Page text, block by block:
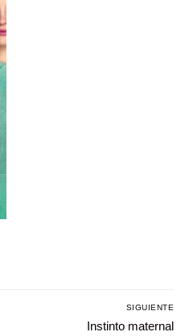
SIGUIENTE
Entrada
Instinto maternal